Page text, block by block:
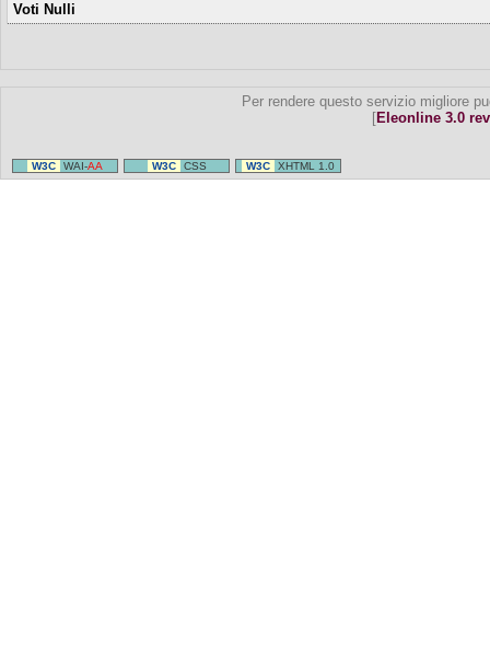
Voti Nulli
Per rendere questo servizio migliore
[Eleonline 3.0
W3C WAI-AA W3C CSS W3C XHTML 1.0